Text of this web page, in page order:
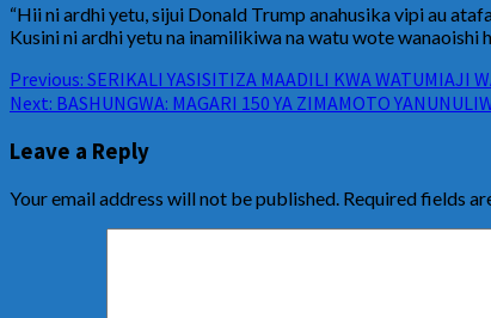
“Hii ni ardhi yetu, sijui Donald Trump anahusika vipi au
Kusini ni ardhi yetu na inamilikiwa na watu wote wanaoishi
Continue
Reading
Previous: SERIKALI YASISITIZA MAADILI KWA WATUMIAJI
Next: BASHUNGWA: MAGARI 150 YA ZIMAMOTO
Leave a Reply
Your email address will not be published. Required fields